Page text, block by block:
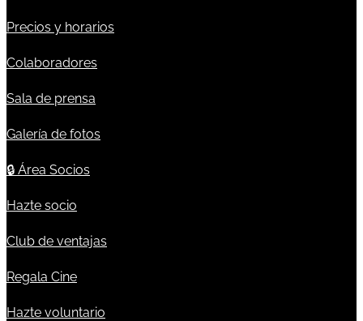
Precios y horarios
Colaboradores
Sala de prensa
Galería de fotos
🔒 Área Socios
Hazte socio
Club de ventajas
Regala Cine
Hazte voluntario